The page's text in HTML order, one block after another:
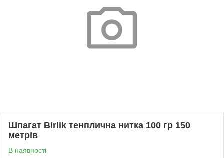
Шпагат Birlik тенплична нитка 100 гр 150
метрів
В наявності